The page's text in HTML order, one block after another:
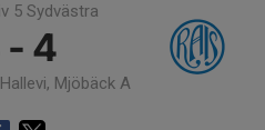
5 Sydvästra
- 4
Mjöbäck A